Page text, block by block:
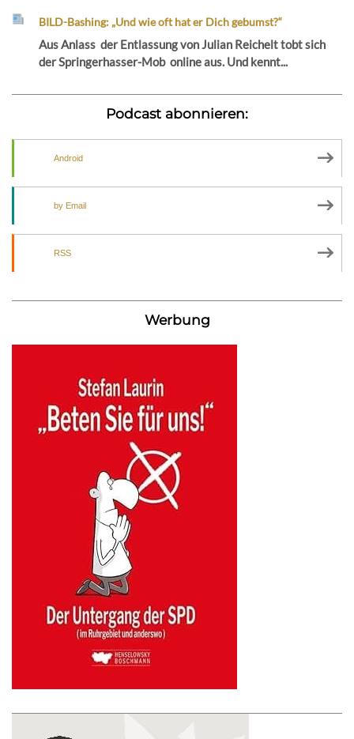
BILD-Bashing: „Und wie oft hat er Dich gebumst?“
Aus Anlass der Entlassung von Julian Reichelt tobt sich
der Springerhasser-Mob online aus. Und kennt...
Podcast abonnieren:
Android
by Email
RSS
Werbung